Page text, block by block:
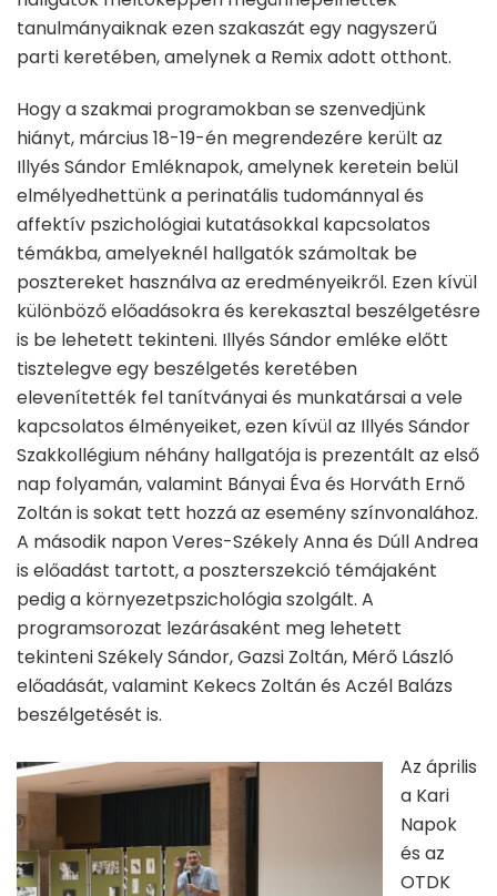
tanulmányaiknak ezen szakaszát egy nagyszerű
parti keretében, amelynek a Remix adott otthont.
Hogy a szakmai programokban se szenvedjünk
hiányt, március 18-19-én megrendezére került az
Illyés Sándor Emléknapok, amelynek keretein belül
elmélyedhettünk a perinatális tudománnyal és
affektív pszichológiai kutatásokkal kapcsolatos
témákba, amelyeknél hallgatók számoltak be
posztereket használva az eredményeikről. Ezen kívül
különböző előadásokra és kerekasztal beszélgetésre
is be lehetett tekinteni. Illyés Sándor emléke előtt
tisztelegve egy beszélgetés keretében
elevenítették fel tanítványai és munkatársai a vele
kapcsolatos élményeiket, ezen kívül az Illyés Sándor
Szakkollégium néhány hallgatója is prezentált az első
nap folyamán, valamint Bányai Éva és Horváth Ernő
Zoltán is sokat tett hozzá az esemény színvonalához.
A második napon Veres-Székely Anna és Dúll Andrea
is előadást tartott, a poszterszekció témájaként
pedig a környezetpszichológia szolgált. A
programsorozat lezárásaként meg lehetett
tekinteni Székely Sándor, Gazsi Zoltán, Mérő László
előadását, valamint Kekecs Zoltán és Aczél Balázs
beszélgetését is.
Az április
a Kari
Napok
és az
OTDK